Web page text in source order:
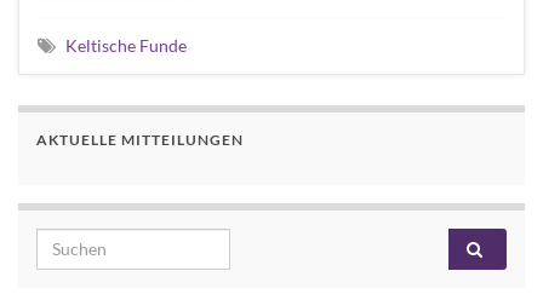
Keltische Funde
AKTUELLE MITTEILUNGEN
Search for: